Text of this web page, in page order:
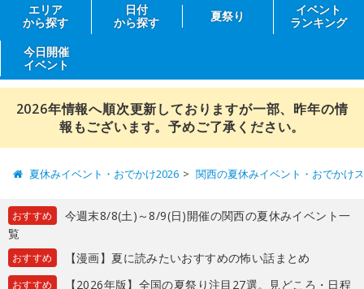
エリア
から探す
日付
から探す
夏祭り
イベント
ランキング
今日開催
イベント
2026年情報へ順次更新しておりますが一部、昨年の情
報もございます。予めご了承ください。
夏休みイベント・おでかけ2026 関西の夏休みイベント・おでかけ
おすすめ
今週末8/8(土)～8/9(日)開催の関西の夏休みイベント一
覧
おすすめ 【漫画】夏に読みたいおすすめの怖い話まとめ
おすすめ
【2026年版】全国の夏祭り注目27選。見どころ・日程